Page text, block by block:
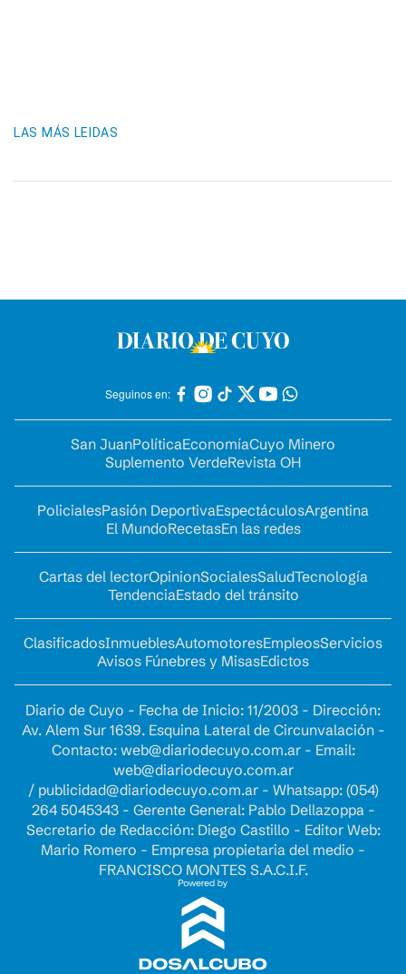
LAS MÁS LEIDAS
Seguinos en:
San JuanPolíticaEconomíaCuyo Minero
Suplemento VerdeRevista OH
PolicialesPasión DeportivaEspectáculosArgentina
El MundoRecetasEn las redes
Cartas del lectorOpinionSocialesSaludTecnología
TendenciaEstado del tránsito
ClasificadosInmueblesAutomotoresEmpleosServicios
Avisos Fúnebres y MisasEdictos
Diario de Cuyo - Fecha de Inicio: 11/2003 - Dirección:
Av. Alem Sur 1639. Esquina Lateral de Circunvalación -
Contacto: web@diariodecuyo.com.ar- Email:
web@diariodecuyo.com.ar
/ publicidad@diariodecuyo.com.ar- Whatsapp: (054)
264 5045343 - Gerente General: Pablo Dellazoppa -
Secretario de Redacción: Diego Castillo - Editor Web:
Mario Romero - Empresa propietaria del medio -
FRANCISCO MONTES S.A.C.I.F.